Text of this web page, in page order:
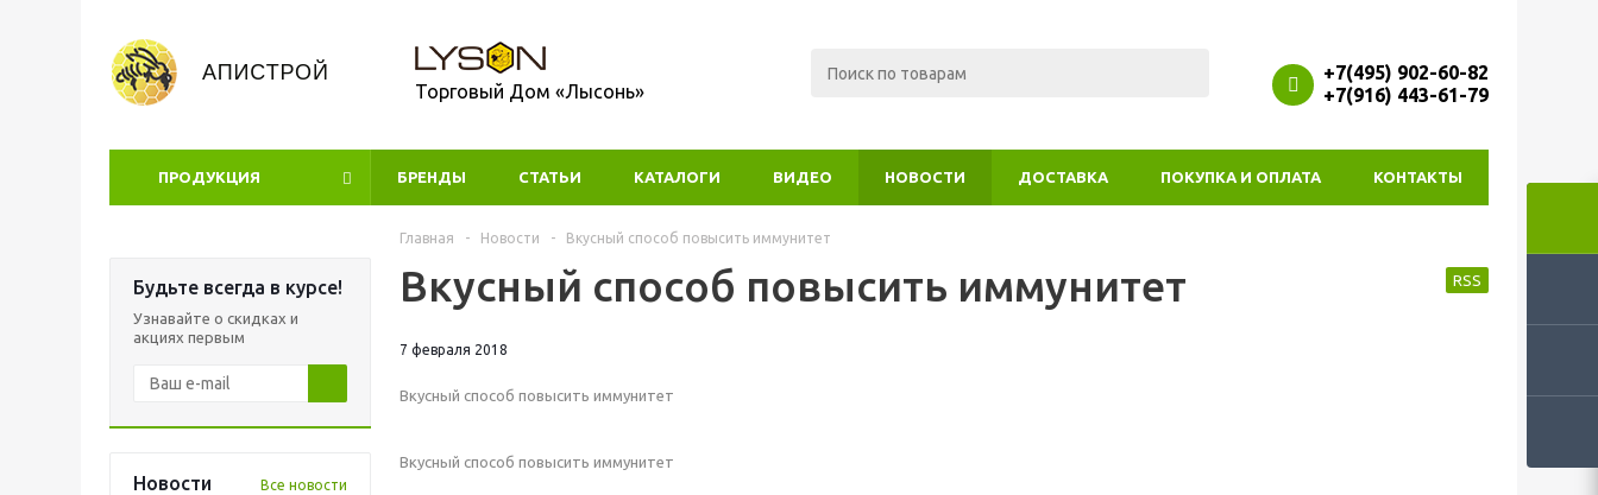
Торговый Дом «Лысонь»
+7(495) 902-60-82
+7(916) 443-61-79
ПРОДУКЦИЯ УЦЕНКА
БРЕНДЫ СТАТЬИ КАТАЛОГИ ВИДЕО НОВОСТИ ДОСТАВКА ПОКУПКА И ОПЛАТА КОНТАКТЫ
Будьте всегда в курсе!
Узнавайте о скидках и
акциях первым
Новости Все новости
Главная - Новости - Вкусный способ повысить иммунитет
Вкусный способ повысить иммунитет RSS
7 февраля 2018
Вкусный способ повысить иммунитет
Вкусный способ повысить иммунитет